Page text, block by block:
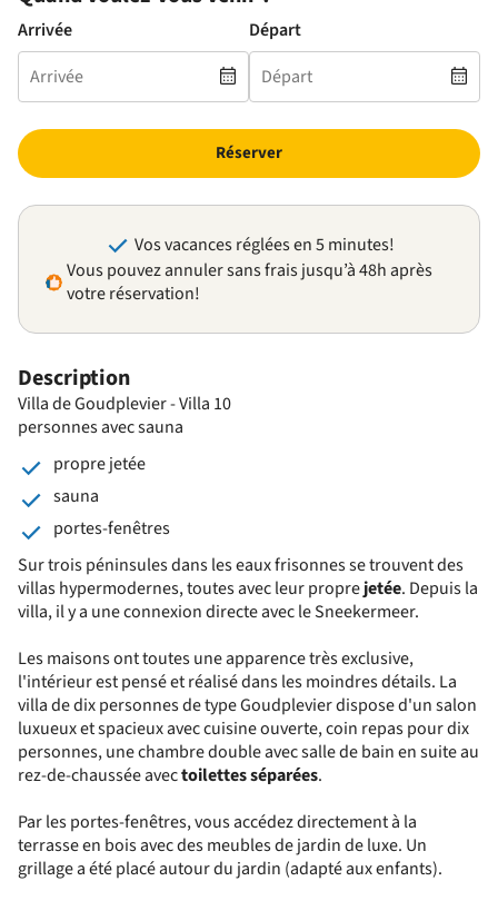
Description
Villa de Goudplevier - Villa 10
personnes avec sauna
propre jetée
sauna
portes-fenêtres
Sur trois péninsules dans les eaux frisonnes se trouvent des
villas hypermodernes, toutes avec leur proprejetée. Depuis la
villa, il y a une connexion directe avec le Sneekermeer.
Les maisons ont toutes une apparence très exclusive,
l'intérieur est pensé et réalisé dans les moindres détails. La
villa de dix personnes de type Goudplevier dispose d'un salon
luxueux et spacieux avec cuisine ouverte, coin repas pour dix
personnes, une chambre double avec salle de bain en suite au
rez-de-chaussée avectoilettes séparées.
Par les portes-fenêtres, vous accédez directement à la
terrasse en bois avec des meubles de jardin de luxe. Un
grillage a été placé autour du jardin (adapté aux enfants).
Arrivée Départ
Réserver
Vos vacances réglées en 5 minutes!
Vous pouvez annuler sans frais jusqu’à 48h après
votre réservation!